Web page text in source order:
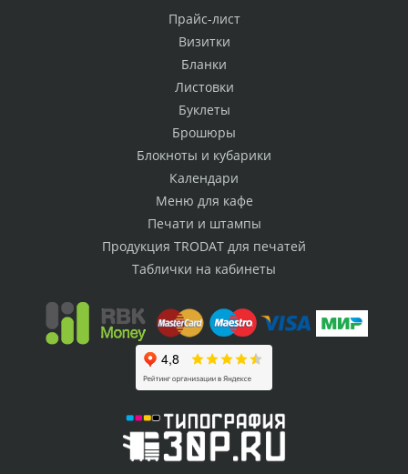
Прайс-лист
Визитки
Бланки
Листовки
Буклеты
Брошюры
Блокноты и кубарики
Календари
Меню для кафе
Печати и штампы
Продукция TRODAT для печатей
Таблички на кабинеты